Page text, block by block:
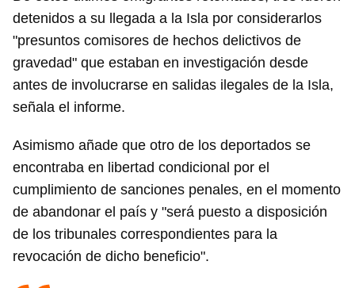
detenidos a su llegada a la Isla por considerarlos
"presuntos comisores de hechos delictivos de
gravedad" que estaban en investigación desde
antes de involucrarse en salidas ilegales de la Isla,
señala el informe.
Asimismo añade que otro de los deportados se
encontraba en libertad condicional por el
cumplimiento de sanciones penales, en el momento
de abandonar el país y "será puesto a disposición
de los tribunales correspondientes para la
revocación de dicho beneficio".